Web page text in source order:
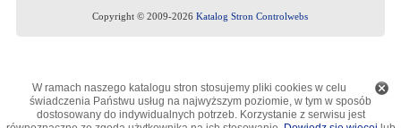
Copyright © 2009-2026Katalog Stron Controlwebs
W ramach naszego katalogu stron stosujemy pliki cookies w celu
świadczenia Państwu usług na najwyższym poziomie, w tym w sposób
dostosowany do indywidualnych potrzeb. Korzystanie z serwisu jest